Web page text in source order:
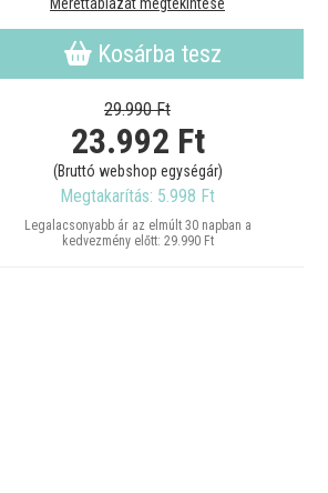
Kosárba tesz
29.990 Ft
23.992 Ft
(Bruttó webshop egységár)
Megtakarítás: 5.998 Ft
Legalacsonyabb ár az elmúlt 30 napban a
kedvezmény előtt: 29.990 Ft